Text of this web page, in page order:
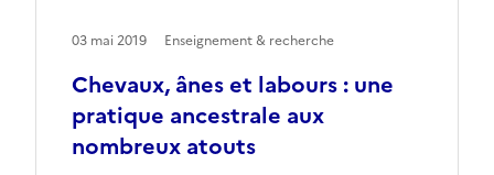
Chevaux, ânes et labours : une
pratique ancestrale aux
nombreux atouts
03 mai 2019 Enseignement & recherche